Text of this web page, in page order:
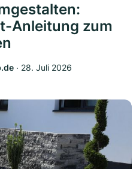
Anleitung zum
‧ 28. Juli 2026